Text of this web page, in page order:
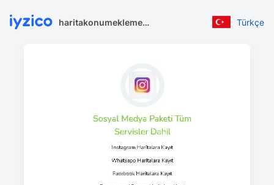
haritakonumekleme.net Türkçe